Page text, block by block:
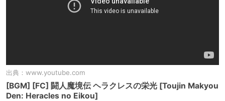
出典： www.youtube.com
[BGM] [FC] 闘人魔境伝 ヘラクレスの栄光 [Toujin Makyou
Den: Heracles no Eikou]